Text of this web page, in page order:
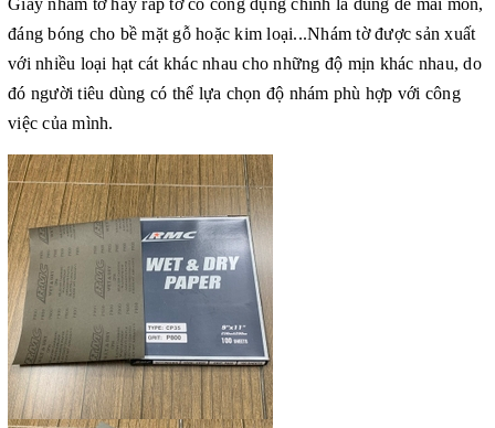
Giấy nhám tờ hay ráp tờ có công dụng chính là dùng để mài mòn,
đáng bóng cho bề mặt gỗ hoặc kim loại...Nhám tờ được sản xuất
với nhiều loại hạt cát khác nhau cho những độ mịn khác nhau, do
đó người tiêu dùng có thể lựa chọn độ nhám phù hợp với công
việc của mình.